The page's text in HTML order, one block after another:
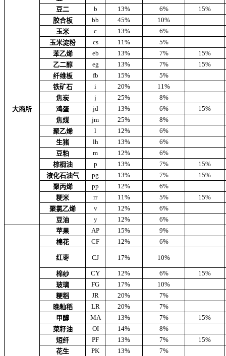
大商所
豆二
b 13% 6%
15%
胶合板
bb 45%
10%
玉米
c 13%
6%
玉米淀粉
cs 11%
5%
苯乙烯
eb 13% 7%
15%
乙二醇
eg 13% 7%
15%
纤维板
fb 15%
5%
铁矿石
i 20%
11%
焦炭
j 25%
8%
鸡蛋
jd 13% 6%
15%
焦煤
jm 25%
8%
聚乙烯
l 12%
6%
生猪
lh 13%
6%
豆粕
m 12%
6%
棕榈油
p 13% 7%
15%
液化石油气
pg 13% 7%
15%
聚丙烯
pp 12%
6%
粳米
rr 11% 5%
15%
聚氯乙烯
v 12%
6%
豆油
y 12% 6%
苹果 AP 15%
9%
棉花
CF 12% 6%
红枣 CJ 17% 10%
棉纱 CY 12% 6%
15%
玻璃
FG 17%
10%
粳稻
JR 20%
7%
晚籼稻
LR 20%
7%
甲醇
MA 13% 7%
15%
菜籽油
OI 14%
8%
短纤
PF 13% 7%
15%
花生
PK 13%
7%